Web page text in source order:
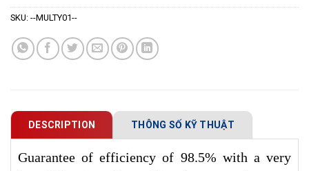
SKU: --MULTY01--
DESCRIPTION THÔNG SỐ KỸ THUẬT
Guarantee of efficiency of 98.5% with a very